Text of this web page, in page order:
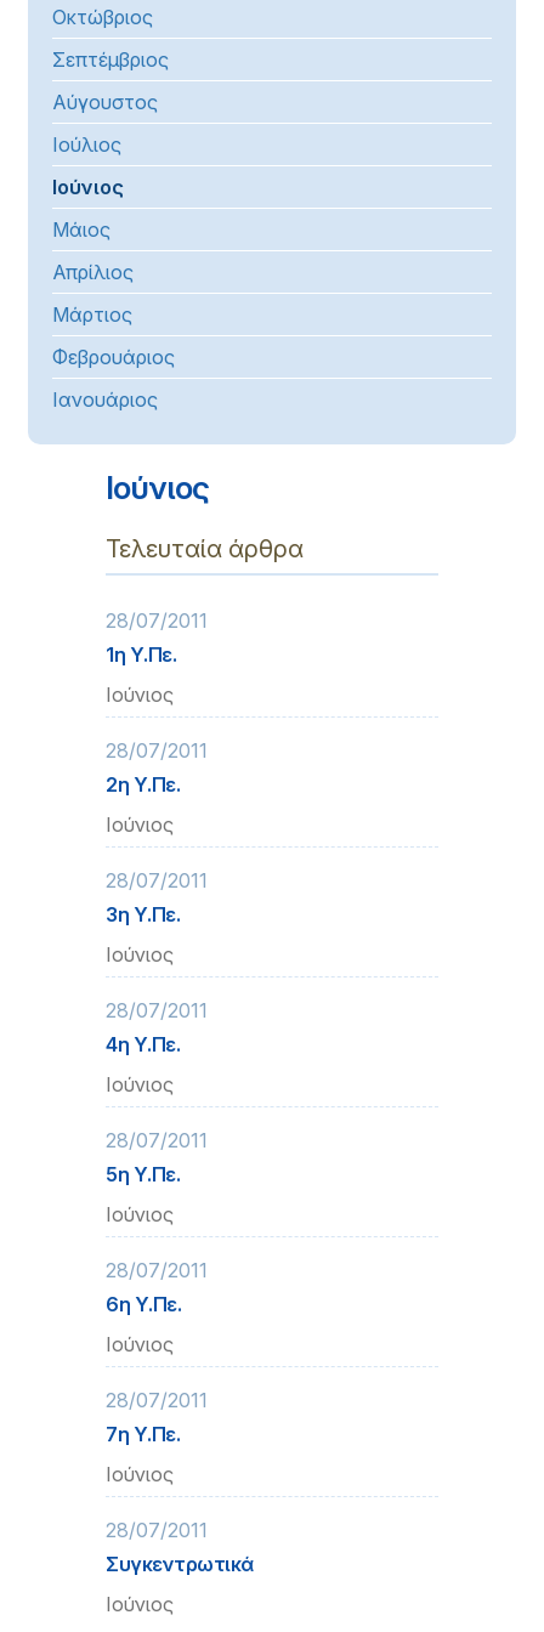
Οκτώβριος
Σεπτέμβριος
Αύγουστος
Ιούλιος
Ιούνιος
Μάιος
Απρίλιος
Μάρτιος
Φεβρουάριος
Ιανουάριος
Ιούνιος
Τελευταία άρθρα
28/07/2011
1η Υ.Πε.
Ιούνιος
28/07/2011
2η Υ.Πε.
Ιούνιος
28/07/2011
3η Υ.Πε.
Ιούνιος
28/07/2011
4η Υ.Πε.
Ιούνιος
28/07/2011
5η Υ.Πε.
Ιούνιος
28/07/2011
6η Υ.Πε.
Ιούνιος
28/07/2011
7η Υ.Πε.
Ιούνιος
28/07/2011
Συγκεντρωτικά
Ιούνιος